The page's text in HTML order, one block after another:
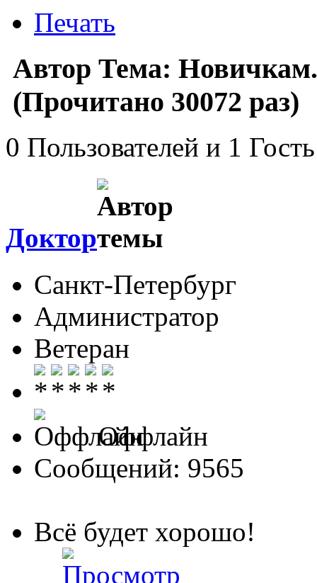
Печать
Автор Тема:
(Прочитано 30072 раз)
0 Пользователей и 1
Доктор
Санкт-Петербург
Администратор
Ветеран
Оффлайн
Сообщений: 9565
Всё будет хорошо!